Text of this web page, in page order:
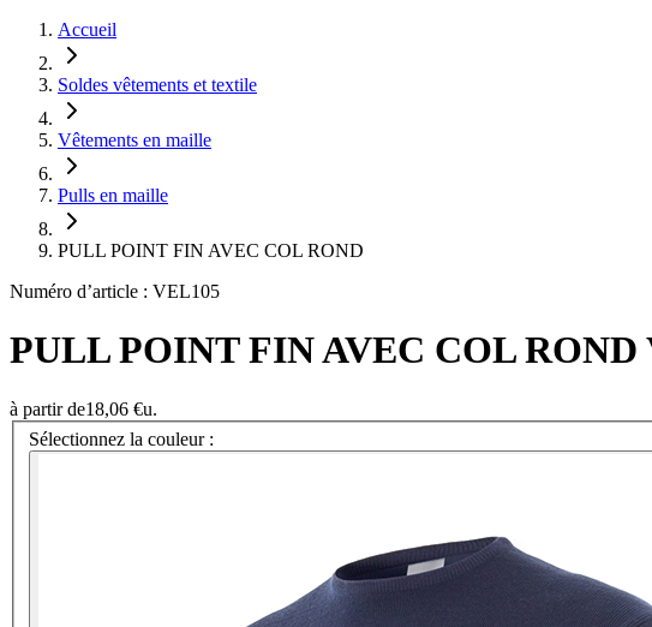
Accueil
Soldes vêtements et textile
Vêtements en maille
Pulls en maille
PULL POINT FIN AVEC COL ROND
Numéro d’article : VEL105
PULL POINT FIN AVEC COL ROND
à partir de18,06 €u.
Sélectionnez la couleur :